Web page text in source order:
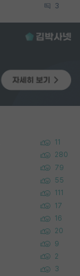
3
11
280
79
55
111
17
16
20
9
2
3